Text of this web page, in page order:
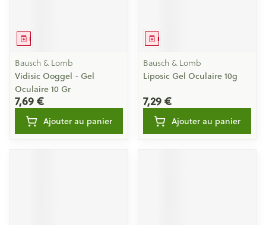
Médicament
Bausch & Lomb
Vidisic Ooggel - Gel
Oculaire 10 Gr
7,69 €
Ajouter au panier
Médicament
Bausch & Lomb
Liposic Gel Oculaire 10g
7,29 €
Ajouter au panier